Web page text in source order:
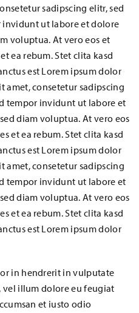
sadipscing elitr, sed
ut labore et dolore
voluptua. At vero eos et
ea rebum. Stet clita kasd
est Lorem ipsum dolor
amet, consetetur sadipscing
tempor invidunt ut labore et
diam voluptua. At vero eos
et ea rebum. Stet clita kasd
est Lorem ipsum dolor
amet, consetetur sadipscing
tempor invidunt ut labore et
diam voluptua. At vero eos
et ea rebum. Stet clita kasd
est Lorem ipsum dolor
in hendrerit in vulputate
vel illum dolore eu feugiat
et iusto odio